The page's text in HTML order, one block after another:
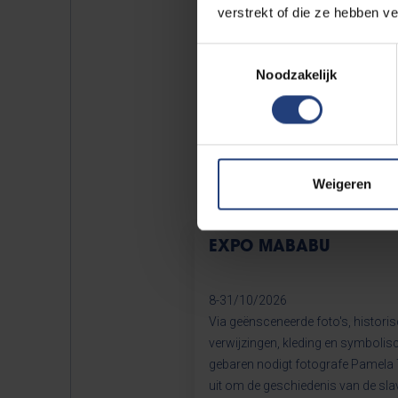
verstrekt of die ze hebben
Noodzakelijk
Weigeren
EXPO MABABU
8-31/10/2026
Via geënsceneerde foto's,
verwijzingen, kleding en
gebaren nodigt fotografe Pamela
uit om de geschiedenis van de